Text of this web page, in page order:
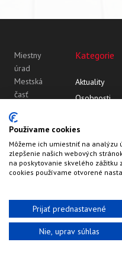
Miestny
úrad
Mestská
časť
Vajnory
Roľnícka
109
83107
Bratislava
Kategorie
Aktuality
Osobnosti
HalfPixel©2022-2026
Používame cookies
Môžeme ich umiestniť na analýzu
zlepšenie našich webových
na poskytovanie skvelého zážitku
cookies používame otvorené
Prijať prednastavené
Nie, uprav súhlas